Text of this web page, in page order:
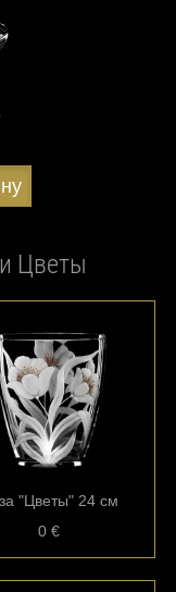
Цветы
"Цветы" 24 см
0 €